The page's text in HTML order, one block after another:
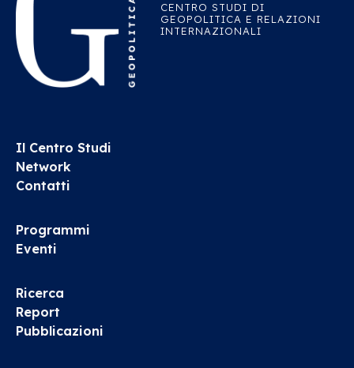
CENTRO STUDI DI
GEOPOLITICA E RELAZIONI
INTERNAZIONALI
Il Centro Studi
Network
Contatti
Programmi
Eventi
Ricerca
Report
Pubblicazioni